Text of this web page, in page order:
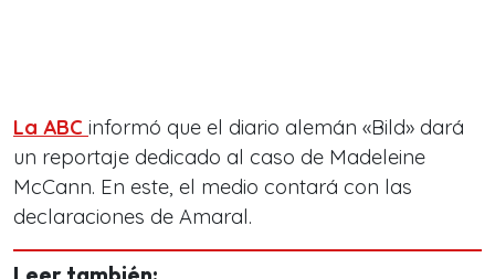
La ABC informó que el diario alemán «Bild» dará
un reportaje dedicado al caso de Madeleine
McCann. En este, el medio contará con las
declaraciones de Amaral.